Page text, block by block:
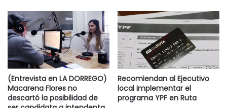
(Entrevista en LA DORREGO)
Macarena Flores no
descartó la posibilidad de
Recomiendan al Ejecutivo
local implementar el
programa YPF en Ruta